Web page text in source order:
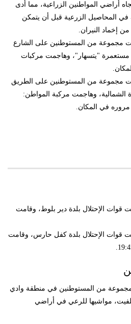
أراضي المواطنين الزراعية، مما أدى
في المحاصيل الزرعية قبل أن يتمكن
من إخماد النيران.
20:00 تواجدت مجموعة من المستوطنين على الشارع
مستعمرة "يتسهار"، وهاجمت مركبات
20:15 تواجدت مجموعة من المستوطنين على الطريق
الشمالية، وهاجمت مركبة المواطن:
مروره في المكان.
08:40 اقتحمت قوات الإحتلال بلدة دير بلوط، وقامت
18:55 اقتحمت قوات الإحتلال بلدة كفل حارس، وقامت
أطلقت مجموعة من المستوطنين في منطقة وادي
مواشيها للرعي في أراضي